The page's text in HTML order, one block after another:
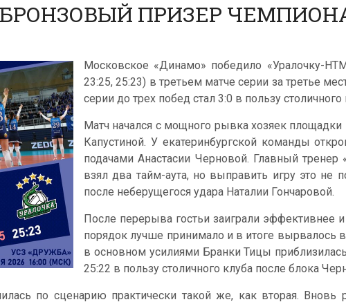
ПРИЗЕР
Московское «Динамо» победило «Уралочку-
23:25, 25:23) в третьем матче серии за третье
серии до трех побед стал 3:0 в пользу столичного
Матч начался с мощного рывка хозяек
Капустиной. У екатеринбургской команды
подачами Анастасии Черновой. Главный
взял два тайм-аута, но выправить игру это не
после неберущегося удара Наталии Гончаровой.
После перерыва гостьи заиграли эффективнее
порядок лучше принимало и в итоге вырвалось
в основном усилиями Бранки Тицы
25:22 в пользу столичного клуба после блока
по сценарию практически такой же, как вторая. Вновь